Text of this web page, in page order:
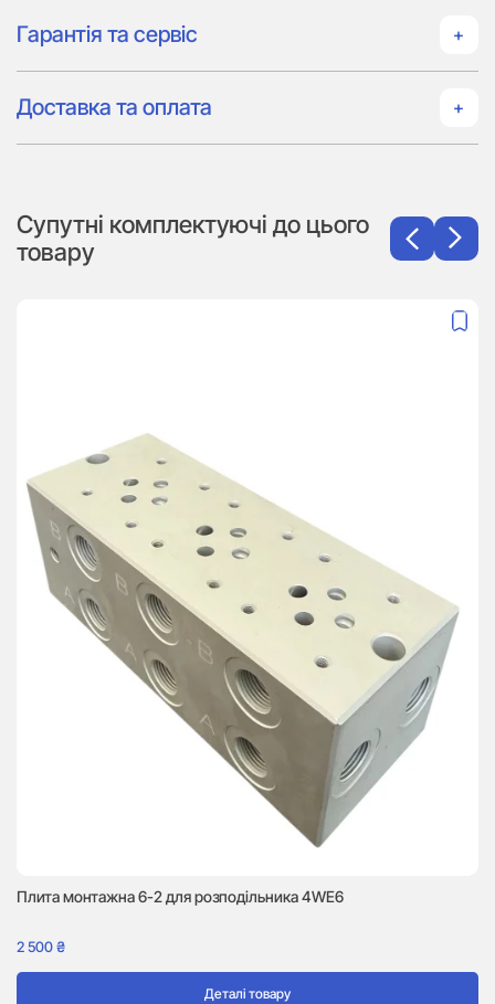
Гарантія та сервіс
Доставка та оплата
Супутні комплектуючі до цього
товару
Плита монтажна 6-2 для розподільника 4WE6
2 500₴
Деталі товару